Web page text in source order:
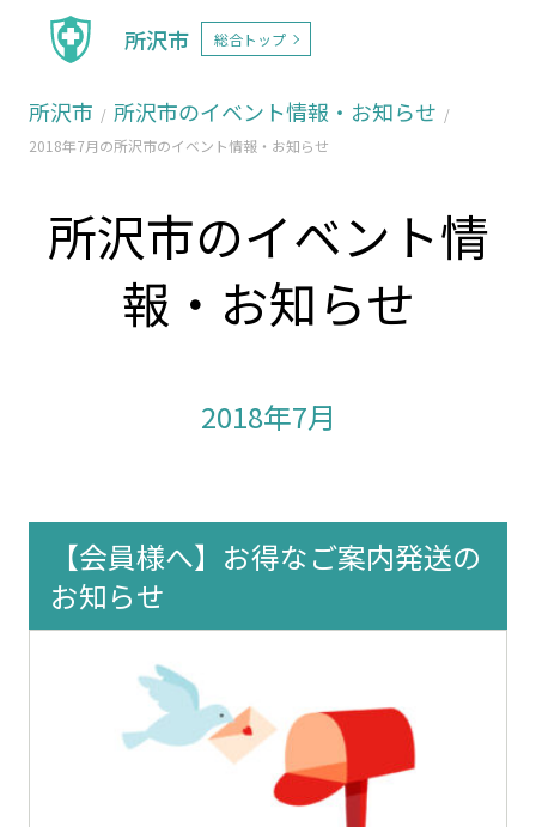
所沢市 総合トップ
所沢市 所沢市のイベント情報・お知らせ
2018年7月の所沢市のイベント情報・お知らせ
所沢市のイベント情
報・お知らせ
2018年7月
【会員様へ】お得なご案内発送の
お知らせ